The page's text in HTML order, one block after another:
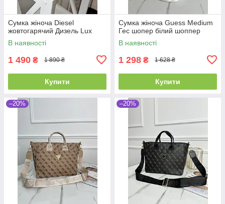
Сумка жіноча Diesel
жовтогарячий Дизель Lux
В наявності
1 490 ₴ 1 890 ₴
Купити
Сумка жіноча Guess Medium
Гес шопер білий шоппер
В наявності
1 298 ₴ 1 628 ₴
Купити
–20% –20%